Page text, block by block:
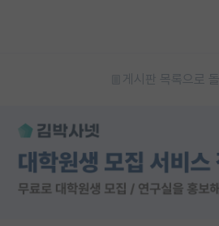
게시판 목록으로